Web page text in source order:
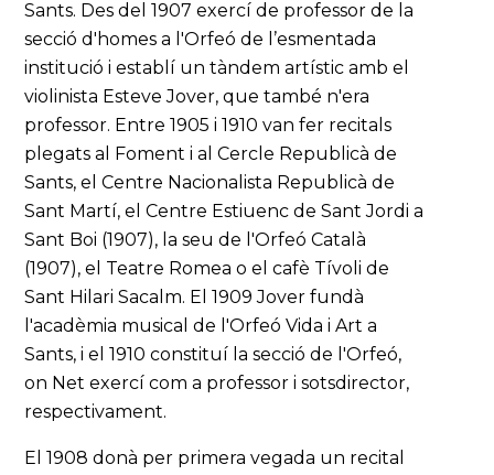
Sants. Des del 1907 exercí de professor de la
secció d'homes a l'Orfeó de l’esmentada
institució i establí un tàndem artístic amb el
violinista Esteve Jover, que també n'era
professor. Entre 1905 i 1910 van fer recitals
plegats al Foment i al Cercle Republicà de
Sants, el Centre Nacionalista Republicà de
Sant Martí, el Centre Estiuenc de Sant Jordi a
Sant Boi (1907), la seu de l'Orfeó Català
(1907), el Teatre Romea o el cafè Tívoli de
Sant Hilari Sacalm. El 1909 Jover fundà
l'acadèmia musical de l'Orfeó Vida i Art a
Sants, i el 1910 constituí la secció de l'Orfeó,
on Net exercí com a professor i sotsdirector,
respectivament.
El 1908 donà per primera vegada un recital